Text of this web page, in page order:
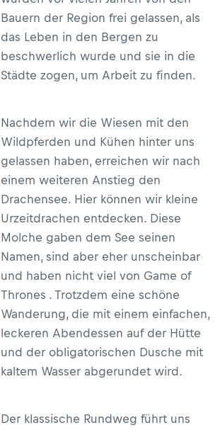
Bauern der Region frei gelassen, als
das Leben in den Bergen zu
beschwerlich wurde und sie in die
Städte zogen, um Arbeit zu finden.
Nachdem wir die Wiesen mit den
Wildpferden und Kühen hinter uns
gelassen haben, erreichen wir nach
einem weiteren Anstieg den
Drachensee. Hier können wir kleine
Urzeitdrachen entdecken. Diese
Molche gaben dem See seinen
Namen, sind aber eher unscheinbar
und haben nicht viel von Game of
Thrones . Trotzdem eine schöne
Wanderung, die mit einem einfachen,
leckeren Abendessen auf der Hütte
und der obligatorischen Dusche mit
kaltem Wasser abgerundet wird.
Der klassische Rundweg führt uns